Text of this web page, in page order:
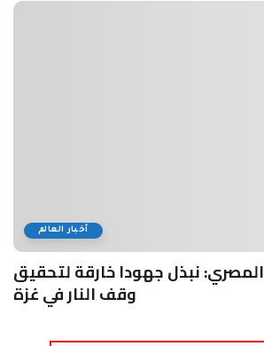
أخبار العالم
المصري: نبذل جهودا خارقة لتحقيق
وقف النار في غزة